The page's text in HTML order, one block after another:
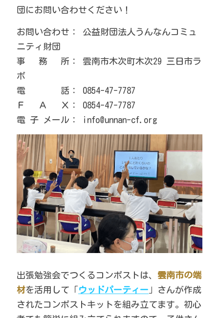
団にお問い合わせください！
お問い合わせ： 公益財団法人うんなんコミュ
ニティ財団
事　 務 　所： 雲南市木次町木次29 三日市ラ
ボ
電　　　　話：
0854-47-7787
Ｆ　 Ａ 　Ｘ：
0854-47-7787
電 子 メール：
info@unnan-cf.org
出張勉強会でつくるコンポストは、 雲南市の端
材を活用して「ウッドパーティー 」さんが作成
されたコンポストキットを組み立てます。初心